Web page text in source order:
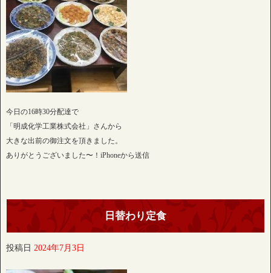
今日の16時30分配達で
「明成化学工業株式会社」さんから
大きな出前の御注文を頂きました。
ありがとうございました〜！iPhoneから送信
日替わり定食
投稿日 2024年7月3日